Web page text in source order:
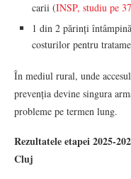
carii (INSP, studiu pe
1 din 2 părinți
costurilor pentru
În mediul rural, unde
prevenția devine singura
probleme pe termen lung.
Rezultatele etapei 2025-
Cluj